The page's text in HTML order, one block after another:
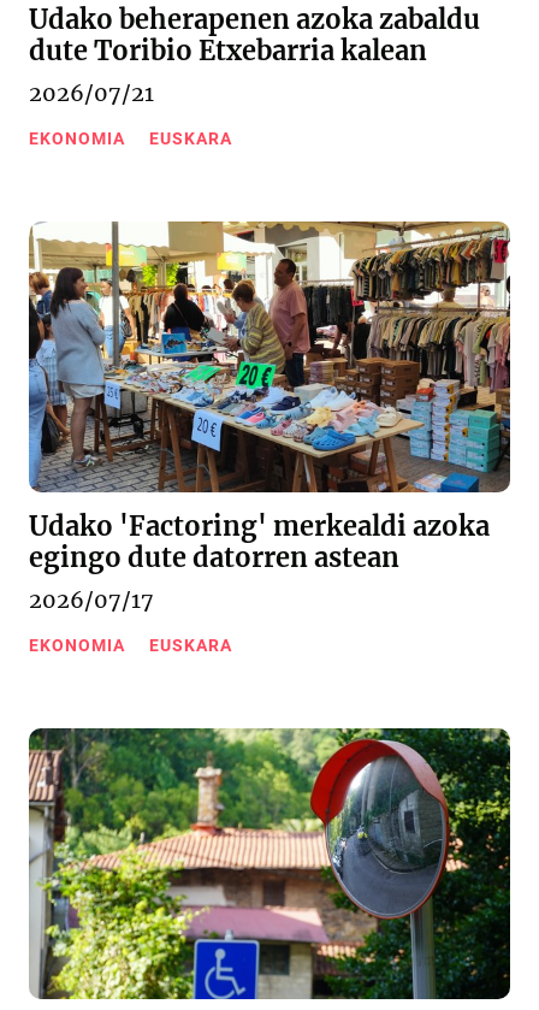
Udako beherapenen azoka zabaldu
dute Toribio Etxebarria kalean
2026/07/21
EKONOMIA EUSKARA
Udako 'Factoring' merkealdi azoka
egingo dute datorren astean
2026/07/17
EKONOMIA EUSKARA